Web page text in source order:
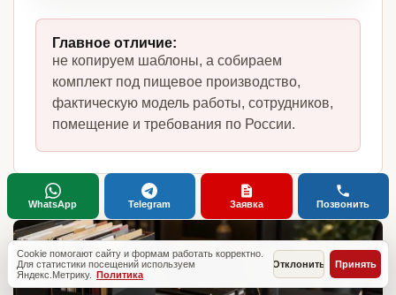
Главное отличие:
не копируем шаблоны, а собираем
комплект под пищевое производство,
фактическую модель работы, сотрудников,
помещение и требования по России.
Cookie помогают сайту и формам работать корректно.
Для статистики посещений используем
Яндекс.Метрику. Политика
Отклонить Принять
WhatsApp Telegram Заявка Позвонить